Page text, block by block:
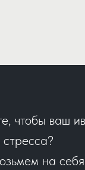
чтобы ваш
на